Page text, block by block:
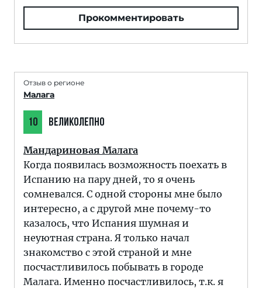
Прокомментировать
Отзыв о регионе
Малага
10 ВЕЛИКОЛЕПНО
Мандариновая Малага
Когда появилась возможность поехать в
Испанию на пару дней, то я очень
сомневался. С одной стороны мне было
интересно, а с другой мне почему-то
казалось, что Испания шумная и
неуютная страна. Я только начал
знакомство с этой страной и мне
посчастливилось побывать в городе
Малага. Именно посчастливилось, т.к. я